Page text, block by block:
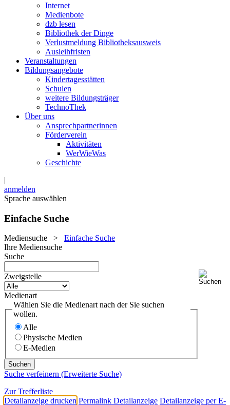
Internet
Medienbote
dzb lesen
Bibliothek der Dinge
Verlustmeldung Bibliotheksausweis
Ausleihfristen
Veranstaltungen
Bildungsangebote
Kindertagesstätten
Schulen
weitere Bildungsträger
TechnoThek
Über uns
Ansprechpartnerinnen
Förderverein
Aktivitäten
WerWieWas
Geschichte
|
anmelden
Sprache auswählen
Einfache Suche
Mediensuche > Einfache Suche
Ihre Mediensuche
Suche
Zweigstelle
Medienart
Wählen Sie die Medienart nach der Sie suchen
wollen.
Alle
Physische Medien
E-Medien
Suche verfeinern (Erweiterte Suche)
Zur Trefferliste
Detailanzeige drucken Permalink Detailanzeige Detailanzeige per E-